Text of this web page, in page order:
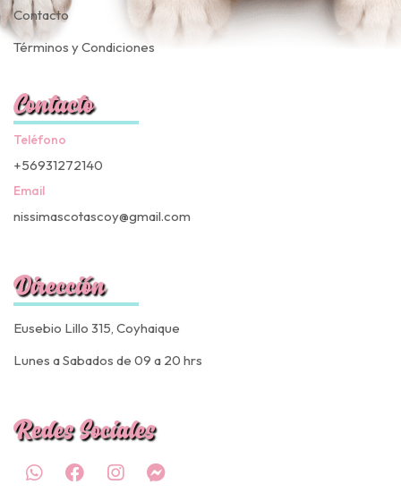
Contacto
Términos y Condiciones
Contacto
Teléfono
+56931272140
Email
nissimascotascoy@gmail.com
Dirección
Eusebio Lillo 315, Coyhaique
Lunes a Sabados de 09 a 20 hrs
Redes Sociales